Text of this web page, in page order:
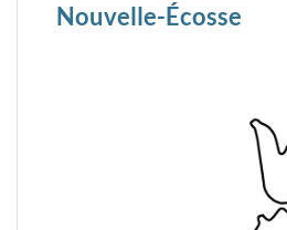
Nouvelle-Écosse